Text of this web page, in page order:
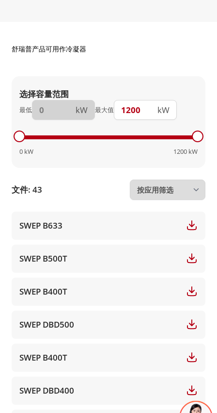
舒瑞普产品可用作冷凝器
选择容量范围
最低 kW 最大值 kW
0 kW 1200 kW
文件: 43
SWEP B633
SWEP B500T
SWEP B400T
SWEP DBD500
SWEP B400T
SWEP DBD400